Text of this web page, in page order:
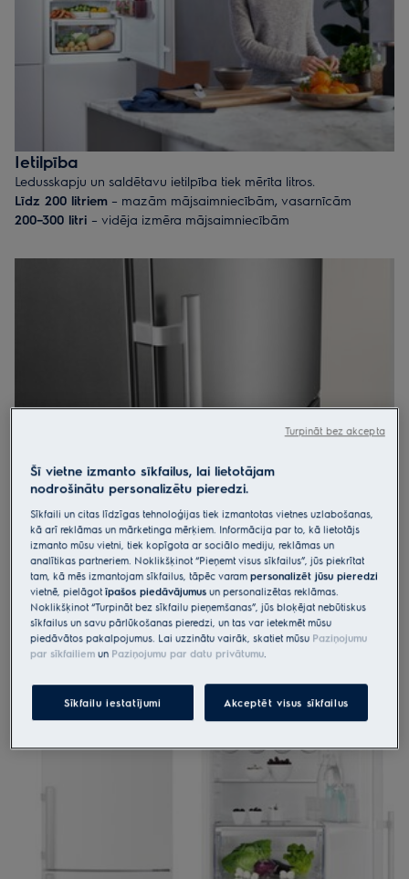
tādēļ aplūkojiet visu pieejamo ierīču klāstu, lai izvēlētos sev
vispiemērotākā izmēra un stila ledusskapi.
Ietilpība
Ledusskapju un saldētavu ietilpība tiek mērīta litros.
Līdz 200 litriem – mazām mājsaimniecībām, vasarnīcām
200–300 litri – vidēja izmēra mājsaimniecībām
Eksperta padoms:nepiepildiet ledusskapi pilnībā – atstājiet
Enerģija
Augsta energoefektivitāte nozīmē mazākus elektrības rēķinus.
Standarti tiek regulāri paaugstināti, tādēļ jau no 2014. gada
visiem ledusskapjiem ir jābūt vismaz ar A+ enerģijas klasi.
Augstākā klase pašlaik ir A+++. Salīdzinājumam – A++ klases
ledusskapis ir par 21% energoefektīvāks par A+ klases ledusskapi.
novietojiet ledusskapi vēsākajā vietā, izvairoties no radiatoriem
un cepeškrāsns.
Šī vietne izmanto sīkfailus, lai lietotājam
nodrošinātu personalizētu pieredzi.
Sīkfaili un citas līdzīgas tehnoloģijas tiek izmantotas vietnes uzlabošanas,
kā arī reklāmas un mārketinga mērķiem. Informācija par to, kā lietotājs
izmanto mūsu vietni, tiek kopīgota ar sociālo mediju, reklāmas un
analītikas partneriem. Noklikšķinot “Pieņemt visus sīkfailus”, jūs piekrītat
tam, kā mēs izmantojam sīkfailus, tāpēc varampersonalizēt jūsu pieredzi
vietnē, pielāgotīpašos piedāvājumus un personalizētas reklāmas.
Noklikšķinot “Turpināt bez sīkfailu pieņemšanas”, jūs bloķējat nebūtiskus
sīkfailus un savu pārlūkošanas pieredzi, un tas var ietekmēt mūsu
piedāvātos pakalpojumus. Lai uzzinātu vairāk, skatiet mūsu Paziņojumu
par sīkfailiem un Paziņojumu par datu privātumu
Sīkfailu iestatījumi Akceptēt visus sīkfailus
Turpināt bez akcepta